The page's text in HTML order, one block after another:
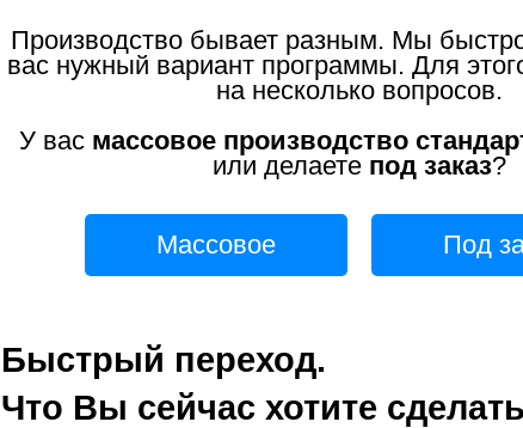
Производство бывает разным. Мы
вас нужный вариант программы. Для
на несколько вопросов.
У вас массовое производство
или делаете под заказ?
Массовое Под
Быстрый переход.
Что Вы сейчас хотите